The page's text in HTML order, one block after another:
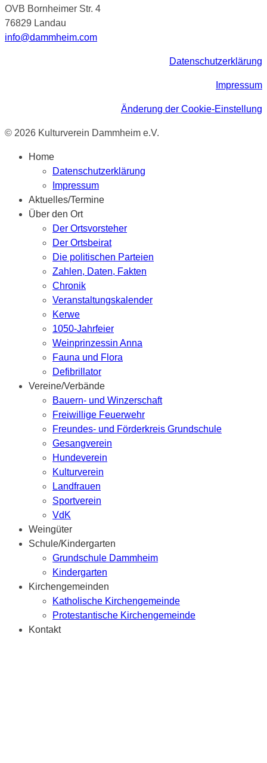
OVB Bornheimer Str. 4
76829 Landau
info@dammheim.com
Datenschutzerklärung
Impressum
Änderung der Cookie-Einstellung
© 2026 Kulturverein Dammheim e.V.
Home
Datenschutzerklärung
Impressum
Aktuelles/Termine
Über den Ort
Der Ortsvorsteher
Der Ortsbeirat
Die politischen Parteien
Zahlen, Daten, Fakten
Chronik
Veranstaltungskalender
Kerwe
1050-Jahrfeier
Weinprinzessin Anna
Fauna und Flora
Defibrillator
Vereine/Verbände
Bauern- und Winzerschaft
Freiwillige Feuerwehr
Freundes- und Förderkreis Grundschule
Gesangverein
Hundeverein
Kulturverein
Landfrauen
Sportverein
VdK
Weingüter
Schule/Kindergarten
Grundschule Dammheim
Kindergarten
Kirchengemeinden
Katholische Kirchengemeinde
Protestantische Kirchengemeinde
Kontakt